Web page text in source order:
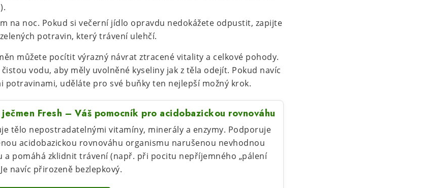
na noc. Pokud si večerní jídlo opravdu nedokážete odpustit, zapijte
potravin, který trávení ulehčí.
můžete pocítit výrazný návrat ztracené vitality a celkové pohody.
vodu, aby měly uvolněné kyseliny jak z těla odejít. Pokud navíc
potravinami, uděláte pro své buňky ten nejlepší možný krok.
Fresh – Váš pomocník pro acidobazickou rovnováhu
tělo nepostradatelnými vitamíny, minerály a enzymy. Podporuje
acidobazickou rovnováhu organismu narušenou nevhodnou
a pomáhá zklidnit trávení (např. při pocitu nepříjemného „pálení
navíc přirozeně bezlepkový.